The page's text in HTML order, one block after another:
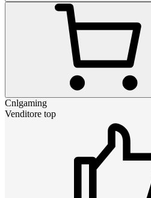
Cnlgaming
Venditore top